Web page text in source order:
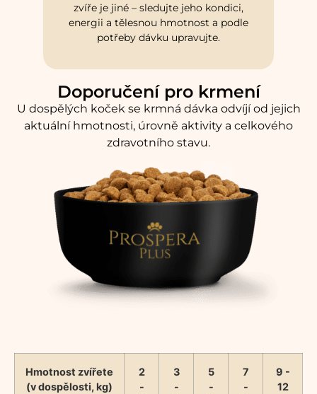
Doporučení pro krmení
U dospělých koček se krmná dávka odvíjí od jejich
aktuální hmotnosti, úrovně aktivity a celkového
zdravotního stavu.
zvíře je jiné – sledujte jeho kondici,
energii a tělesnou hmotnost a podle
potřeby dávku upravujte.
Hmotnost zvířete
(v dospělosti, kg)
2
-
3
-
5
-
7
-
9 -
12